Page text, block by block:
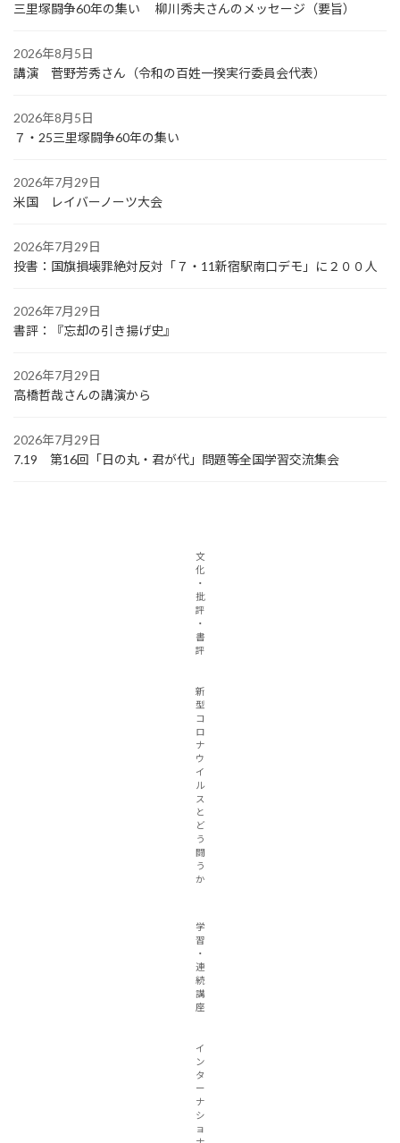
三里塚闘争60年の集い 柳川秀夫さんのメッセージ（要旨）
2026年8月5日
講演 菅野芳秀さん（令和の百姓一揆実行委員会代表）
2026年8月5日
７・25三里塚闘争60年の集い
2026年7月29日
米国 レイバーノーツ大会
2026年7月29日
投書：国旗損壊罪絶対反対「７・11新宿駅南口デモ」に２００人
2026年7月29日
書評：『忘却の引き揚げ史』
2026年7月29日
高橋哲哉さんの講演から
2026年7月29日
7.19 第16回「日の丸・君が代」問題等全国学習交流集会
文
化
・
批
評
・
書
評
新
型
コ
ロ
ナ
ウ
イ
ル
ス
と
ど
う
闘
う
か
学
習
・
連
続
講
座
イ
ン
タ
ー
ナ
シ
ョ